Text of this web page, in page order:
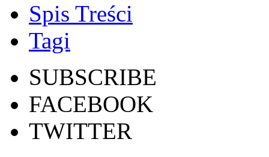
Spis Treści
Tagi
SUBSCRIBE
FACEBOOK
TWITTER